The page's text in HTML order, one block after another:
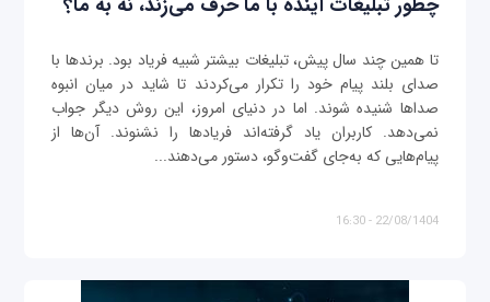
تا همین چند سال پیش، تبلیغات بیشتر شبیه فریاد بود. برندها با
صدای بلند پیام خود را تکرار می‌کردند تا شاید در میان انبوه
صداها شنیده شوند. اما در دنیای امروز، این روش دیگر جواب
نمی‌دهد. کاربران یاد گرفته‌اند فریادها را نشنوند. آن‌ها از
پیام‌هایی که به‌جای گفت‌وگو، دستور می‌دهند...
22/08/1404 - 16:30